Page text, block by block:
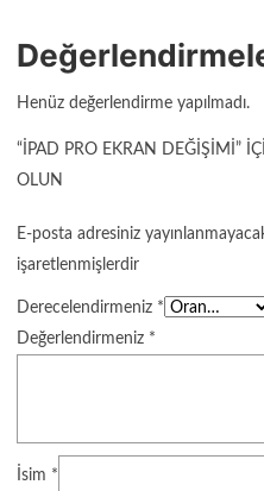
Henüz değerlendirme yapılmadı.
“IPAD PRO EKRAN DEĞIŞIMI”
OLUN
E-posta adresiniz
işaretlenmişlerdir
Derecelendirmeniz *
Değerlendirmeniz *
İsim *